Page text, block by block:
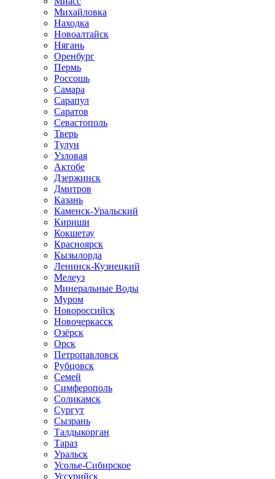
Михайловка
Находка
Новоалтайск
Нягань
Оренбург
Пермь
Россошь
Самара
Сарапул
Саратов
Севастополь
Тверь
Тулун
Узловая
Актобе
Дзержинск
Дмитров
Казань
Каменск-Уральский
Кириши
Кокшетау
Красноярск
Кызылорда
Ленинск-Кузнецкий
Мелеуз
Минеральные Воды
Муром
Новороссийск
Новочеркасск
Озёрск
Орск
Петропавловск
Рубцовск
Семей
Симферополь
Соликамск
Сургут
Сызрань
Талдыкорган
Тараз
Уральск
Усолье-Сибирское
Уссурийск